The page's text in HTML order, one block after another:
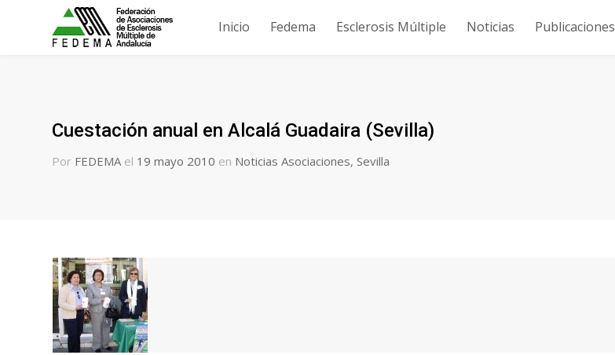
Inicio Fedema Esclerosis Múltiple Noticias Publicaciones
Cuestación anual en Alcalá Guadaira (Sevilla)
Por FEDEMA el 19 mayo 2010 en Noticias Asociaciones,Sevilla